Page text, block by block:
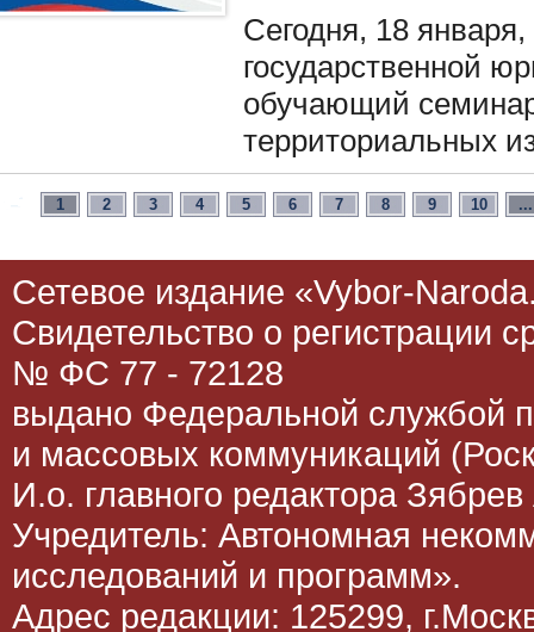
Сегодня, 18
государственной
обучающий
территориальных
1 2 3 4 5 6 7 8 9 10 ...
Сетевое издание «Vybor-
Свидетельство о регистрации
№ ФС 77 - 72128
выдано Федеральной службой
и массовых коммуникаций
И.о. главного редактора
Учредитель: Автономная
исследований и программ».
Адрес редакции: 125299,